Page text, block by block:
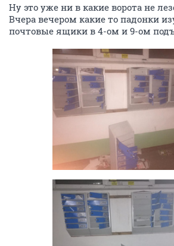
Ну это уже ни в какие ворота не
Вчера вечером какие то падонки
почтовые ящики в 4-ом и 9-ом